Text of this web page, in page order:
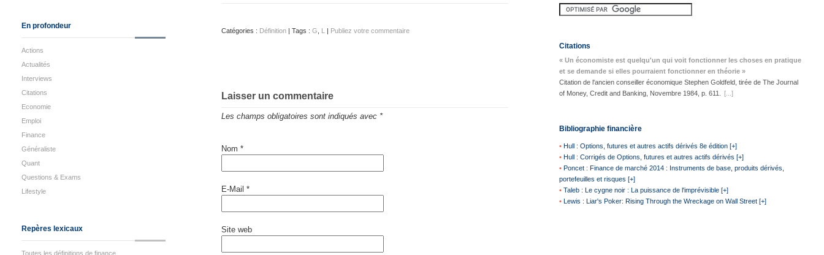
En profondeur
Actions
Actualités
Interviews
Citations
Economie
Emploi
Finance
Généraliste
Quant
Questions & Exams
Lifestyle
Repères lexicaux
Toutes les définitions de finance
Catégories : Définition| Tags : G L | Publiez votre commentaire
Laisser un commentaire
Les champs obligatoires sont indiqués avec *
Nom *
E-Mail *
Site web
Citations
« Un économiste est quelqu'un qui voit fonctionner les choses en pratique
et se demande si elles pourraient fonctionner en théorie »
Citation de l'ancien conseiller économique Stephen Goldfeld, tirée de The Journal
of Money, Credit and Banking, Novembre 1984, p. 611.
[...]
Bibliographie financière
• Hull : Options, futures et autres actifs dérivés 8e édition [+]
• Hull : Corrigés de Options, futures et autres actifs dérivés [+]
• Poncet : Finance de marché 2014 : Instruments de base, produits dérivés,
portefeuilles et risques [+]
• Taleb : Le cygne noir : La puissance de l'imprévisible [+]
• Lewis : Liar's Poker: Rising Through the Wreckage on Wall Street [+]